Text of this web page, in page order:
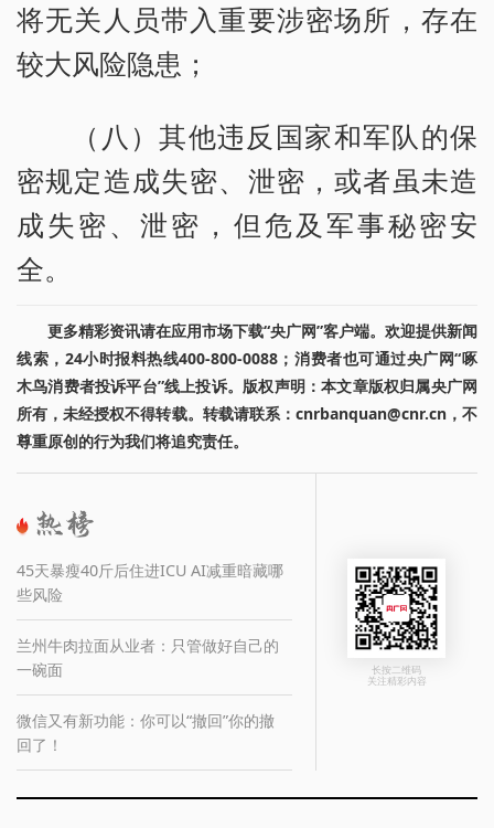
将无关人员带入重要涉密场所，存在
较大风险隐患；
（八）其他违反国家和军队的保
密规定造成失密、泄密，或者虽未造
成失密、泄密，但危及军事秘密安
全。
更多精彩资讯请在应用市场下载“央广网”客户端。欢迎提供新闻
线索，24小时报料热线400-800-0088；消费者也可通过央广网“啄
木鸟消费者投诉平台”线上投诉。版权声明：本文章版权归属央广网
所有，未经授权不得转载。转载请联系：cnrbanquan@cnr.cn，不
尊重原创的行为我们将追究责任。
45天暴瘦40斤后住进ICU AI减重暗藏哪
些风险
兰州牛肉拉面从业者：只管做好自己的
一碗面
微信又有新功能：你可以“撤回”你的撤
回了！
长按二维码
关注精彩内容